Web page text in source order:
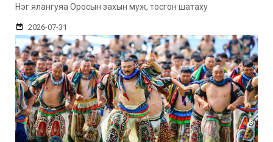
Нэг ялангуяа Оросын захын муж, тосгон шатаху
2026-07-31